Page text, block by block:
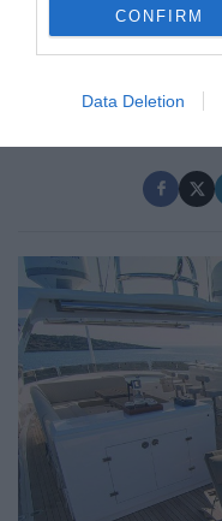
CONFIRM
Data Deletion